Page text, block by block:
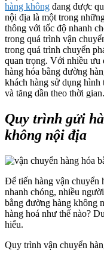
hàng không đang được
nội địa là một trong
thông với tốc độ nhanh
trong quá trình vận
trong quá trình chuyển
quan trọng. Với nhiều ưu
hàng hóa bằng đường
khách hàng sử dụng hình
và tăng dần theo thời gian.
Quy trình gửi
không nội địa
Để tiến hàng vận chuyển
nhanh chóng, nhiều
bằng đường hàng không
hàng hoá như thế nào?
hiểu.
Quy trình vận chuyển